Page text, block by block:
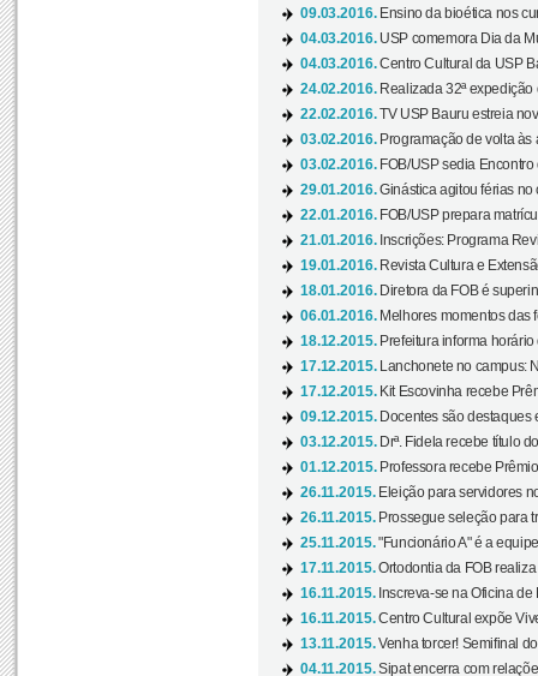
09.03.2016. Ensino da bioética nos
04.03.2016. USP comemora Dia da
04.03.2016.Centro Cultural da USP
24.02.2016. Realizada 32ª
22.02.2016.TV USP Bauru estreia
03.02.2016. Programação de volta às
03.02.2016. FOB/USP sedia
29.01.2016.Ginástica agitou férias no
22.01.2016. FOB/USP prepara
21.01.2016. Inscrições: Programa
19.01.2016. Revista Cultura e
18.01.2016. Diretora da FOB é
06.01.2016. Melhores momentos das
18.12.2015. Prefeitura informa
17.12.2015.
Lanchonete no campus:
17.12.2015. Kit Escovinha recebe
09.12.2015. Docentes são destaques
03.12.2015. Drª. Fidela recebe título
01.12.2015. Professora recebe
26.11.2015. Eleição para servidores
26.11.2015. Prossegue seleção para
25.11.2015."Funcionário A" é a
17.11.2015.Ortodontia da FOB
16.11.2015. Inscreva-se na Oficina
16.11.2015.Centro Cultural expõe
13.11.2015.Venha torcer! Semifinal
04.11.2015.Sipat encerra com